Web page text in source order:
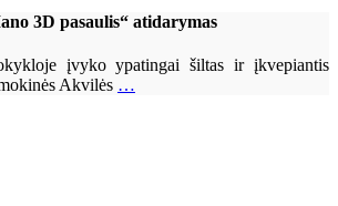
3D pasaulis“ atidarymas
įvyko ypatingai šiltas ir įkvepiantis
Akvilės …